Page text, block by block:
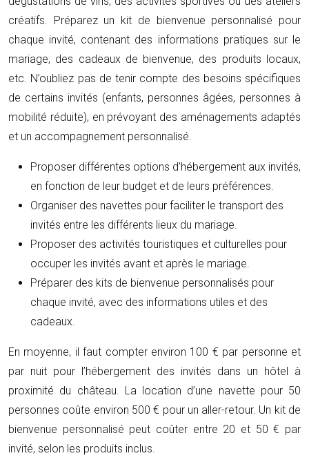
créatifs. Préparez un kit de bienvenue personnalisé pour
chaque invité, contenant des informations pratiques sur le
mariage, des cadeaux de bienvenue, des produits locaux,
etc. N’oubliez pas de tenir compte des besoins spécifiques
de certains invités (enfants, personnes âgées, personnes à
mobilité réduite), en prévoyant des aménagements adaptés
et un accompagnement personnalisé.
Proposer différentes options d’hébergement aux invités,
en fonction de leur budget et de leurs préférences.
Organiser des navettes pour faciliter le transport des
invités entre les différents lieux du mariage.
Proposer des activités touristiques et culturelles pour
occuper les invités avant et après le mariage.
Préparer des kits de bienvenue personnalisés pour
chaque invité, avec des informations utiles et des
cadeaux.
En moyenne, il faut compter environ 100 € par personne et
par nuit pour l’hébergement des invités dans un hôtel à
proximité du château. La location d’une navette pour 50
personnes coûte environ 500 € pour un aller-retour. Un kit de
bienvenue personnalisé peut coûter entre 20 et 50 € par
invité, selon les produits inclus.